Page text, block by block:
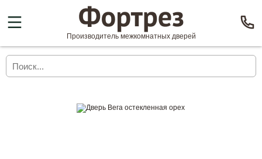
Производитель межкомнатных дверей